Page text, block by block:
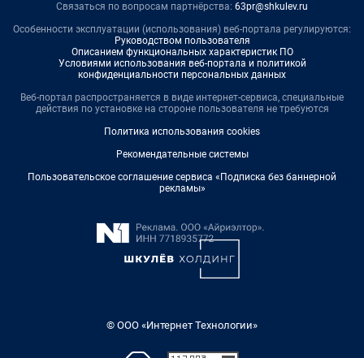
Связаться по вопросам партнёрства: 63pr@shkulev.ru
Особенности эксплуатации (использования) веб-портала регулируются:
Руководством пользователя
Описанием функциональных характеристик ПО
Условиями использования веб-портала и политикой
конфиденциальности персональных данных
Веб-портал распространяется в виде интернет-сервиса, специальные
действия по установке на стороне пользователя не требуются
Политика использования cookies
Рекомендательные системы
Пользовательское соглашение сервиса «Подписка без баннерной
рекламы»
© ООО «Интернет Технологии»